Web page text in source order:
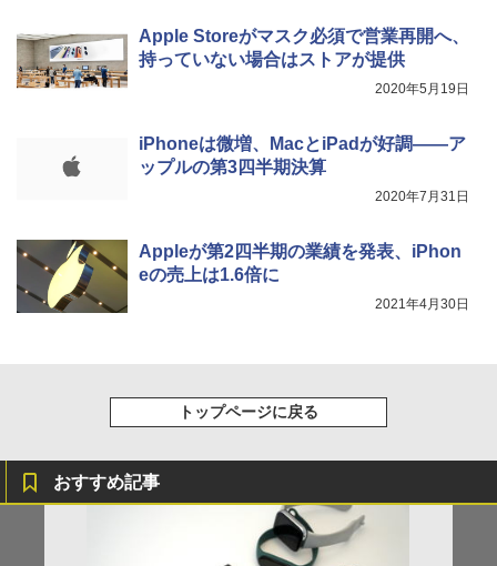
Apple Storeがマスク必須で営業再開へ、
持っていない場合はストアが提供
2020年5月19日
iPhoneは微増、MacとiPadが好調——ア
ップルの第3四半期決算
2020年7月31日
Appleが第2四半期の業績を発表、iPhon
eの売上は1.6倍に
2021年4月30日
トップページに戻る
おすすめ記事